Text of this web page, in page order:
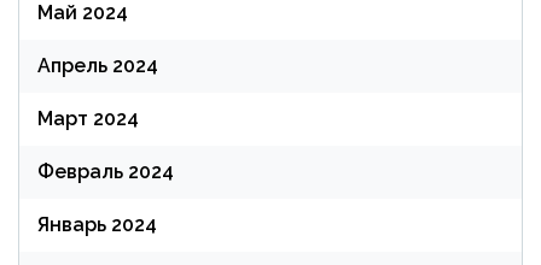
Май 2024
Апрель 2024
Март 2024
Февраль 2024
Январь 2024